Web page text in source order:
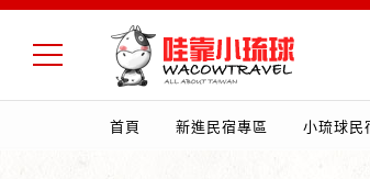
首頁 新進民宿專區 小琉球民